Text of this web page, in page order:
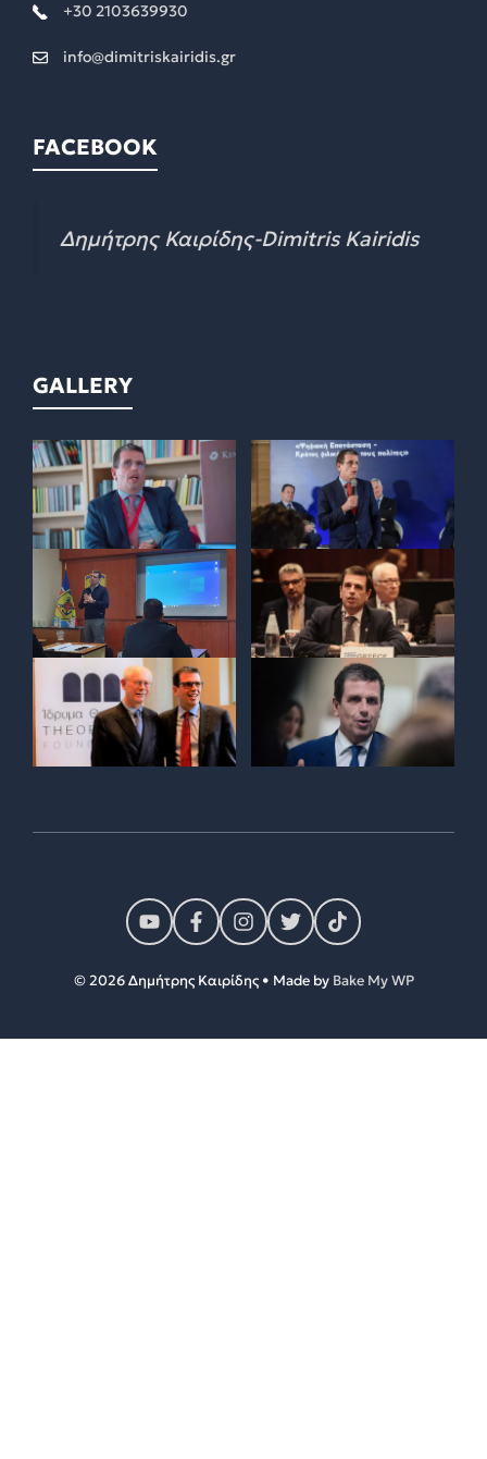
+30 2103639930
info@dimitriskairidis.gr
FACEBOOK
Δημήτρης Καιρίδης-Dimitris Kairidis
GALLERY
© 2026 Δημήτρης Καιρίδης • Made by Bake My WP